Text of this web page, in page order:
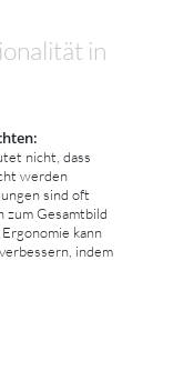
in
nicht, dass
werden
sind oft
zum Gesamtbild
kann
indem